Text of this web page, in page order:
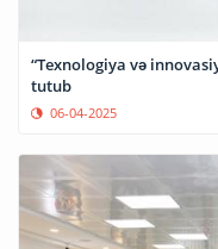
“Texnologiya və
tutub
06-04-2025